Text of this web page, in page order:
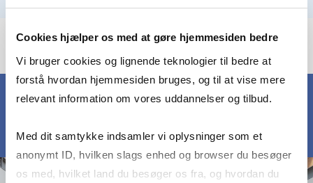
Cookies hjælper os med at gøre hjemmesiden bedre
Vi bruger cookies og lignende teknologier til bedre at
forstå hvordan hjemmesiden bruges, og til at vise mere
relevant information om vores uddannelser og tilbud.
Med dit samtykke indsamler vi oplysninger som et
anonymt ID, hvilken slags enhed og browser du besøger
os med, hvilket land du besøger os fra, og hvordan du